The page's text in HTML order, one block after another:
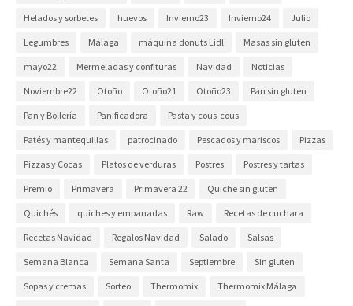
Helados y sorbetes huevos Invierno23 Invierno24 Julio
Legumbres Málaga máquina donuts Lidl Masas sin gluten
mayo22 Mermeladas y confituras Navidad Noticias
Noviembre22 Otoño Otoño21 Otoño23 Pan sin gluten
Pan y Bollería Panificadora Pasta y cous-cous
Patés y mantequillas patrocinado Pescados y mariscos Pizzas
Pizzas y Cocas Platos de verduras Postres Postres y tartas
Premio Primavera Primavera 22 Quiche sin gluten
Quichés quiches y empanadas Raw Recetas de cuchara
Recetas Navidad Regalos Navidad Salado Salsas
Semana Blanca Semana Santa Septiembre Sin gluten
Sopas y cremas Sorteo Thermomix Thermomix Málaga